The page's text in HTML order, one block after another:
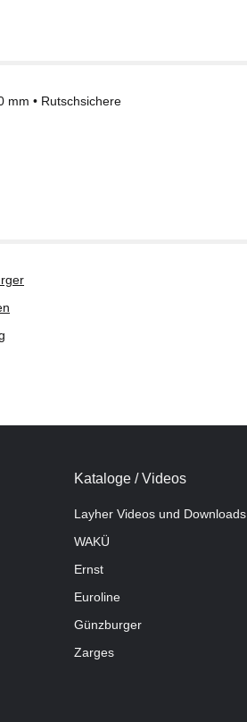
mm • Rutschsichere
Kataloge / Videos
Layher Videos und Downloads
WAKÜ
Ernst
Euroline
Günzburger
Zarges